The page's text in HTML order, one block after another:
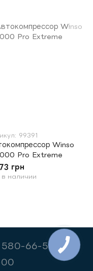
99391
Winso
Pro Extreme
грн
в наличии
66-55